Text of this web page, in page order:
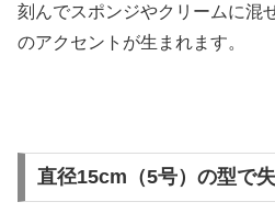
刻んでスポンジやクリームに混
のアクセントが生まれます。
直径15cm（5号）の型で